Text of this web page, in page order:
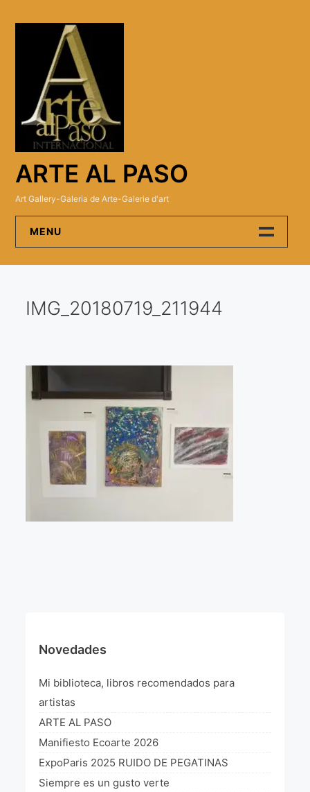
ARTE AL PASO
Art Gallery-Galeria de Arte-Galerie d'art
MENU
Artistas
Visitas a los ateliers o talleres de artistas
Presse
Qué dicen de nosotros?
Aviso legal
Política de cookies
Expositions
¡VIVE Molière! Un hommage latino-américain à
Molière 2022
Exposición París 2021 “Traverser ton miroir” «A
través de tu espejo»
La Formule de l’art París 2020
L’art Colombien à Paris 2019
L’art Latino-américain à Paris 2019
IMG_20180719_211944
Novedades
Mi biblioteca, libros recomendados para
artistas
ARTE AL PASO
Manifiesto Ecoarte 2026
ExpoParis 2025 RUIDO DE PEGATINAS
Siempre es un gusto verte